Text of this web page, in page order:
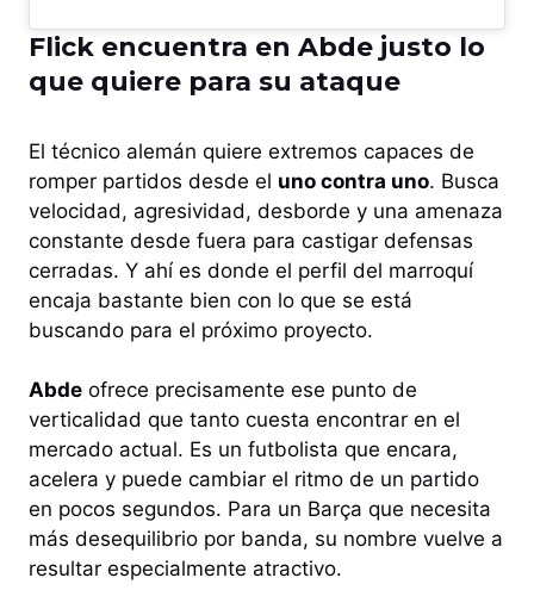
Flick encuentra en Abde justo lo
que quiere para su ataque
El técnico alemán quiere extremos capaces de
romper partidos desde el uno contra uno. Busca
velocidad, agresividad, desborde y una amenaza
constante desde fuera para castigar defensas
cerradas. Y ahí es donde el perfil del marroquí
encaja bastante bien con lo que se está
buscando para el próximo proyecto.
Abde ofrece precisamente ese punto de
verticalidad que tanto cuesta encontrar en el
mercado actual. Es un futbolista que encara,
acelera y puede cambiar el ritmo de un partido
en pocos segundos. Para un Barça que necesita
más desequilibrio por banda, su nombre vuelve a
resultar especialmente atractivo.